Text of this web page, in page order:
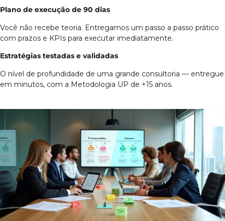
Plano de execução de 90 dias
Você não recebe teoria. Entregamos um passo a passo prático
com prazos e KPIs para executar imediatamente.
Estratégias testadas e validadas
O nível de profundidade de uma grande consultoria — entregue
em minutos, com a Metodologia UP de +15 anos.